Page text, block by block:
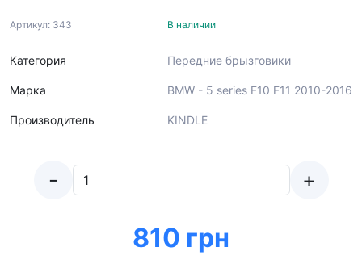
Артикул: 343
Категория
Марка
Производитель
В наличии
Передние брызговики
BMW - 5 series F10 F11 2010-2016
KINDLE
- +
810 грн